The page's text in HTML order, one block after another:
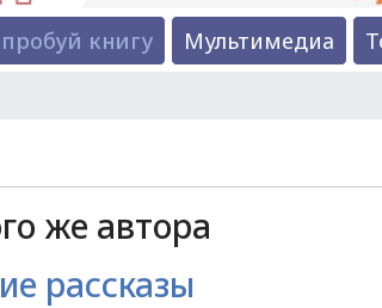
книгу Мультимедиа
же автора
рассказы